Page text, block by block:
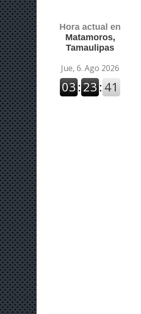
Hora actual en
Matamoros,
Tamaulipas